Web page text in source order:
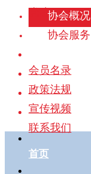
党建协会概况
协会服务
会员名录
政策法规
宣传视频
联系我们
首页